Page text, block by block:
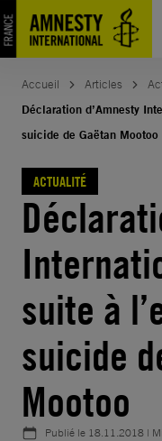
Aller
au
contenu
Accueil Articles
Déclaration d’Amnesty
suicide de Gaëtan Mootoo
ACTUALITÉ
suite à
suicide
Mootoo
Publié le 18.11.2018 |